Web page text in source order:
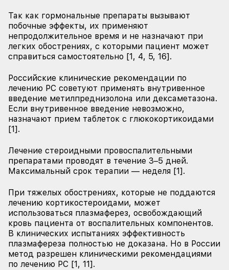
Так как гормональные препараты вызывают
побочные эффекты, их применяют
непродолжительное время и не назначают при
легких обострениях, с которыми пациент может
справиться самостоятельно [1, 4, 5, 16].
Российские клинические рекомендации по
лечению РС советуют применять внутривенное
введение метилпреднизолона или дексаметазона.
Если внутривенное введение невозможно,
назначают прием таблеток с глюкокортикоидами
[1].
Лечение стероидными провоспалительными
препаратами проводят в течение 3–5 дней.
Максимальный срок терапии — неделя [1].
При тяжелых обострениях, которые не поддаются
лечению кортикостероидами, может
использоваться плазмаферез, освобождающий
кровь пациента от воспалительных компонентов.
В клинических испытаниях эффективность
плазмафереза полностью не доказана. Но в России
метод разрешен клиническими рекомендациями
по лечению РС [1, 11].